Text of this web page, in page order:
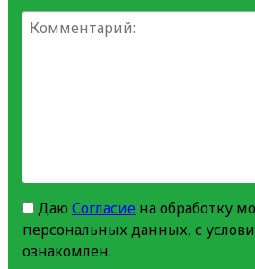
Даю Согласиена обработку
персональных данных, с
ознакомлен.